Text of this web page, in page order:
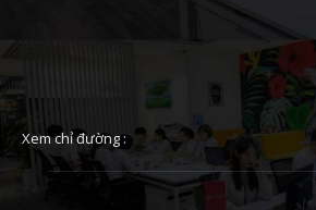
Xem chỉ đường :